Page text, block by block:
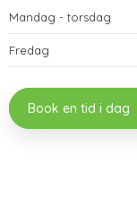
Mandag - torsdag​
Fredag
Book en tid i dag